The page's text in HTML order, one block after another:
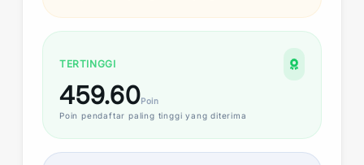
TERTINGGI
459.60Poin
Poin pendaftar paling tinggi yang diterima